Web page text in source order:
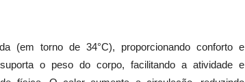
(em torno de 34°C), proporcionando conforto e
o peso do corpo, facilitando a atividade e